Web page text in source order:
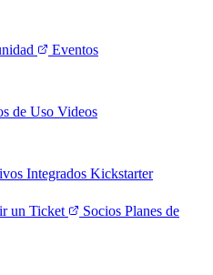
Eventos
de Uso Videos
Integrados Kickstarter
un Ticket Socios Planes de